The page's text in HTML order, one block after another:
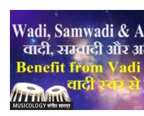
MUSICOLOGY संगीत शास्त्र